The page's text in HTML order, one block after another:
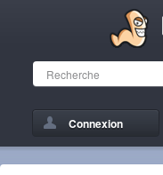
Connexion